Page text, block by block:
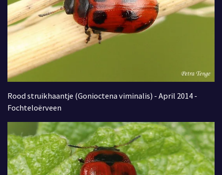
Rood struikhaantje (Gonioctena viminalis) - April 2014 -
Fochteloërveen